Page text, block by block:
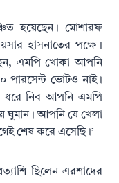
হয়েছেন। মোশারফ
হাসনাতের পক্ষে।
এমপি খোকা আপনি
পারসেন্ট ভোটও নাই।
নিব আপনি এমপি
ঘুমান। আপনি যে খেলা
শেষ করে এসেছি।’
ছিলেন এরশাদের